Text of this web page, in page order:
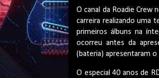
O canal da Roadie Crew
carreira realizando uma
primeiros álbuns na
ocorreu antes da
(bateria) apresentaram
O especial 40 anos de